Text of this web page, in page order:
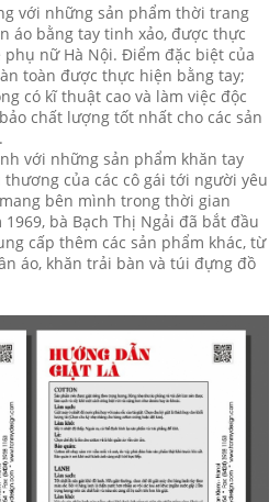
với những sản phẩm thời trang
áo bằng tay tinh xảo, được thực
nữ Hà Nội. Điểm đặc biệt của
toàn được thực hiện bằng tay;
có kĩ thuật cao và làm việc độc
chất lượng tốt nhất cho các sản
với những sản phẩm khăn tay
của các cô gái tới người yêu
bên mình trong thời gian
bà Bạch Thị Ngải đã bắt đầu
cấp thêm các sản phẩm khác, từ
áo, khăn trải bàn và túi đựng đồ